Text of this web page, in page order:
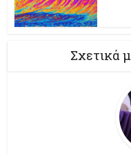
Σχετικά